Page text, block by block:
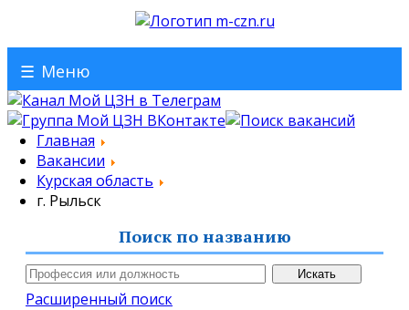
☰ Меню
Главная
Вакансии
Курская область
г. Рыльск
Поиск по названию
Расширенный поиск